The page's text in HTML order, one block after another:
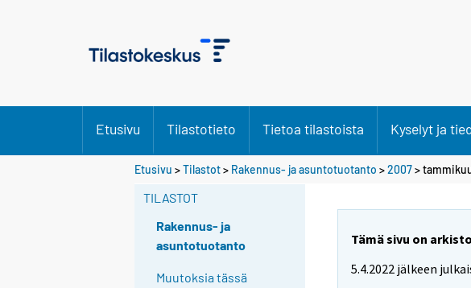
Etusivu Tilastotieto Tietoa tilastoista Kyselyt ja
Etusivu >Tilastot> Rakennus- ja asuntotuotanto >2007>
TILASTOT
Rakennus- ja
asuntotuotanto
Muutoksia tässä
Tämä sivu on
5.4.2022 jälkeen